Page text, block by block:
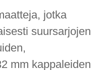
jotka
suursarjojen
mm kappaleiden